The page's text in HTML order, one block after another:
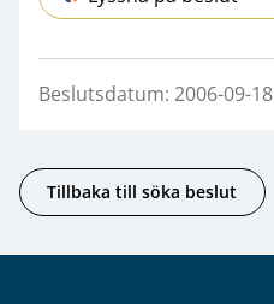
Beslutsdatum: 2006-09-18
Tillbaka till söka beslut